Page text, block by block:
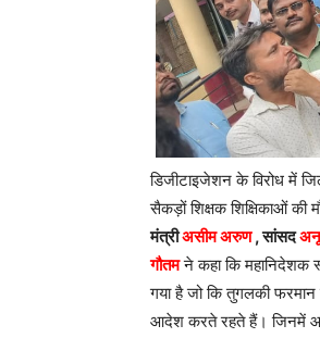
डिजीटाइजेशन के विरोध में
सैकड़ों शिक्षक शिक्षिकाओं की
मंत्रीअसीम अरुण, सांसद
गौतमने कहा कि महानिदेशक
गया है जो कि तुगलकी फरमान
आदेश करते रहते हैं। जिनमें आने